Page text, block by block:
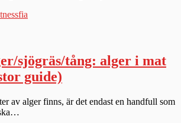
sjögräs/tång: alger i mat
guide)
av alger finns, är det endast en handfull som